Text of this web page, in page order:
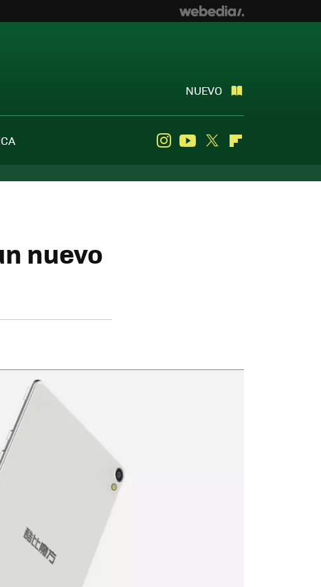
NUEVO
InstagramYoutube
Twitter
nuevo